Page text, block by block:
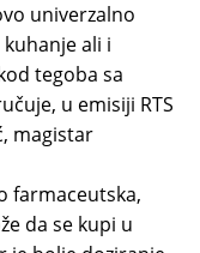
univerzalno
ali i
tegoba sa
u emisiji RTS
magistar
farmaceutska,
da se kupi u